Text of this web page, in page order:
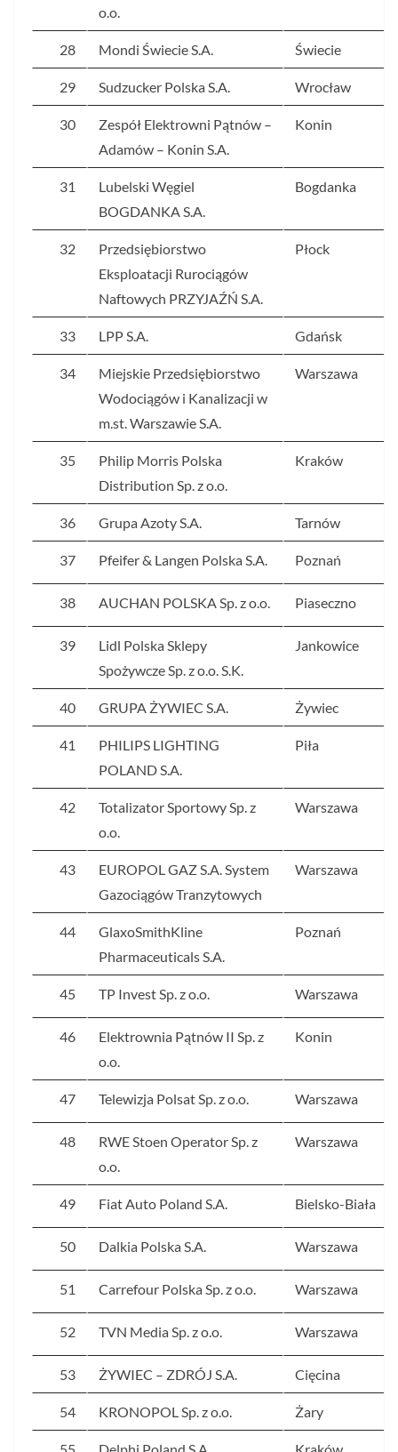
o.o.
28 Mondi Świecie S.A. Świecie
29 Sudzucker Polska S.A. Wrocław
30
Zespół Elektrowni Pątnów –
Adamów – Konin S.A.
Konin
31
Lubelski Węgiel
BOGDANKA S.A.
Bogdanka
32
Przedsiębiorstwo
Eksploatacji Rurociągów
Naftowych PRZYJAŹŃ S.A.
Płock
33 LPP S.A. Gdańsk
34
Miejskie Przedsiębiorstwo
Wodociągów i Kanalizacji w
m.st. Warszawie S.A.
Warszawa
35
Philip Morris Polska
Distribution Sp. z o.o.
Kraków
36 Grupa Azoty S.A. Tarnów
37 Pfeifer & Langen Polska S.A. Poznań
38 AUCHAN POLSKA Sp. z o.o. Piaseczno
39
Lidl Polska Sklepy
Spożywcze Sp. z o.o. S.K.
Jankowice
40 GRUPA ŻYWIEC S.A. Żywiec
41
PHILIPS LIGHTING
POLAND S.A.
Piła
42
Totalizator Sportowy Sp. z
o.o.
Warszawa
43
EUROPOL GAZ S.A. System
Gazociągów Tranzytowych
Warszawa
44
GlaxoSmithKline
Pharmaceuticals S.A.
Poznań
45 TP Invest Sp. z o.o. Warszawa
46
Elektrownia Pątnów II Sp. z
o.o.
Konin
47 Telewizja Polsat Sp. z o.o. Warszawa
48
RWE Stoen Operator Sp. z
o.o.
Warszawa
49 Fiat Auto Poland S.A. Bielsko-Biała
50 Dalkia Polska S.A. Warszawa
51 Carrefour Polska Sp. z o.o. Warszawa
52 TVN Media Sp. z o.o. Warszawa
53 ŻYWIEC – ZDRÓJ S.A. Cięcina
54 KRONOPOL Sp. z o.o. Żary